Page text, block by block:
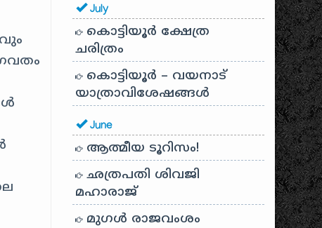
July
കൊട്ടിയൂർ ക്ഷേത്ര
ചരിത്രം
കൊട്ടിയൂർ – വയനാട്
യാത്രാവിശേഷങ്ങൾ
June
ആത്മീയ ടൂറിസം!
ഛത്രപതി ശിവജി
മഹാരാജ്
മുഗൾ രാജവംശം